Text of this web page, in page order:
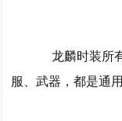
龙麟时装所
服、武器，都是通用